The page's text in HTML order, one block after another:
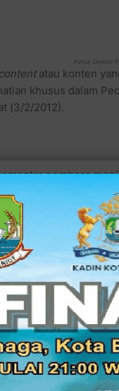
Ketua Dewan
atau konten
khusus dalam
(3/2/2012).
pembaca
etika, cyber
dengan
syarat dan
komentar